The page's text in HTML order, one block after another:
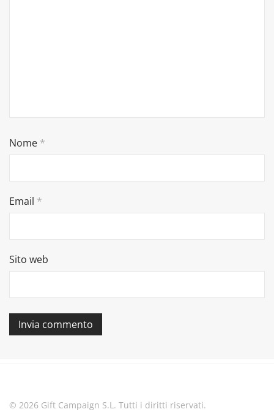
Nome *
Email *
Sito web
© 2026 Gift Campaign S.L. Tutti i diritti riservati.